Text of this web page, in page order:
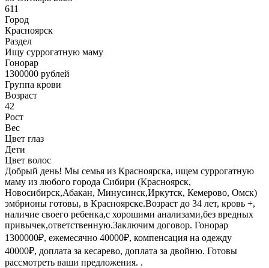
611
Город
Красноярск
Раздел
Ищу суррогатную маму
Гонoрар
1300000 рублей
Группа крови
Возраст
42
Рост
Вес
Цвет глаз
Дети
Цвет волос
Добрый день! Мы семья из Красноярска, ищем суррогатную
маму из любого города Сибири (Красноярск,
Новосибирск,Абакан, Минусинск,Иркутск, Кемерово, Омск)
эмбрионы готовы, в Красноярске.Возраст до 34 лет, кровь +,
наличие своего ребенка,с хорошими анализами,без вредных
привычек,ответственную.Заключим договор. Гонорар
1300000₽, ежемесячно 40000₽, компенсация на одежду
40000₽, доплата за кесарево, доплата за двойню. Готовы
рассмотреть ваши предложения. .